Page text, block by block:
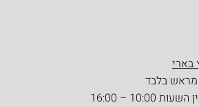
בארי
מראש בלבד
10:00 – 16:00